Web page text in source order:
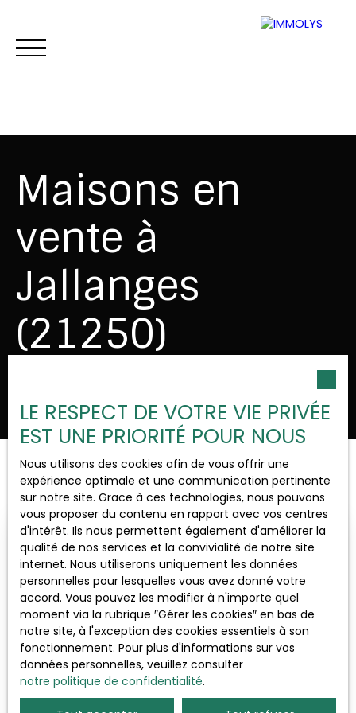
Vente Location
Estimation
Maisons en
vente à
Jallanges
(21250)
Vente
Type d'offre
Maison
Type de bien
Jallanges (21250)
Localisation
Budget max (€)
Surface min (m²)
Pertinence
Trier par
Créer une alerte
179 000€
Idéal 1er achat
LE RESPECT DE VOTRE VIE PRIVÉE
EST UNE PRIORITÉ POUR NOUS
Nous utilisons des cookies afin de vous offrir une
expérience optimale et une communication pertinente
sur notre site. Grace à ces technologies, nous pouvons
vous proposer du contenu en rapport avec vos centres
d'intérêt. Ils nous permettent également d'améliorer la
qualité de nos services et la convivialité de notre site
internet. Nous utiliserons uniquement les données
personnelles pour lesquelles vous avez donné votre
accord. Vous pouvez les modifier à n'importe quel
moment via la rubrique ″Gérer les cookies″ en bas de
notre site, à l'exception des cookies essentiels à son
fonctionnement. Pour plus d'informations sur vos
données personnelles, veuillez consulter
notre politique de confidentialité.